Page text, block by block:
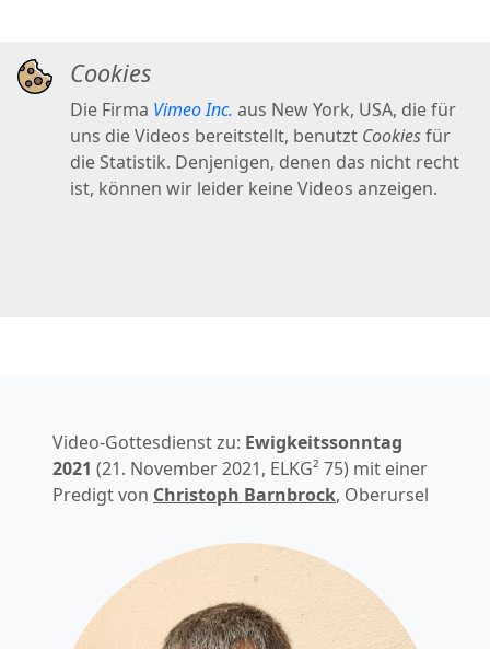
Video-Gottesdienst zu: Ewigkeitssonntag
2021 (21. November 2021, ELKG² 75) mit einer
Predigt von Christoph Barnbrock, Oberursel